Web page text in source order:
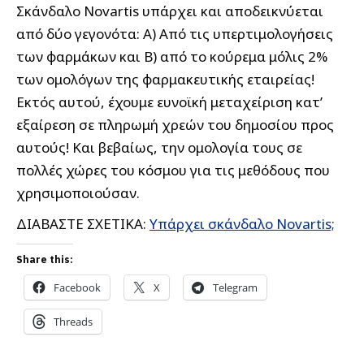
Σκάνδαλο Novartis υπάρχει και αποδεικνύεται
από δύο γεγονότα: Α) Από τις υπερτιμολογήσεις
των φαρμάκων και Β) από το κούρεμα μόλις 2%
των ομολόγων της φαρμακευτικής εταιρείας!
Εκτός αυτού, έχουμε ευνοϊκή μεταχείριση κατ’
εξαίρεση σε πληρωμή χρεών του δημοσίου προς
αυτούς! Και βεβαίως, την ομολογία τους σε
πολλές χώρες του κόσμου για τις μεθόδους που
χρησιμοποιούσαν.
ΔΙΑΒΑΣΤΕ ΣΧΕΤΙΚΑ: Υπάρχει σκάνδαλο Novartis;
Share this:
Facebook X Telegram
Threads